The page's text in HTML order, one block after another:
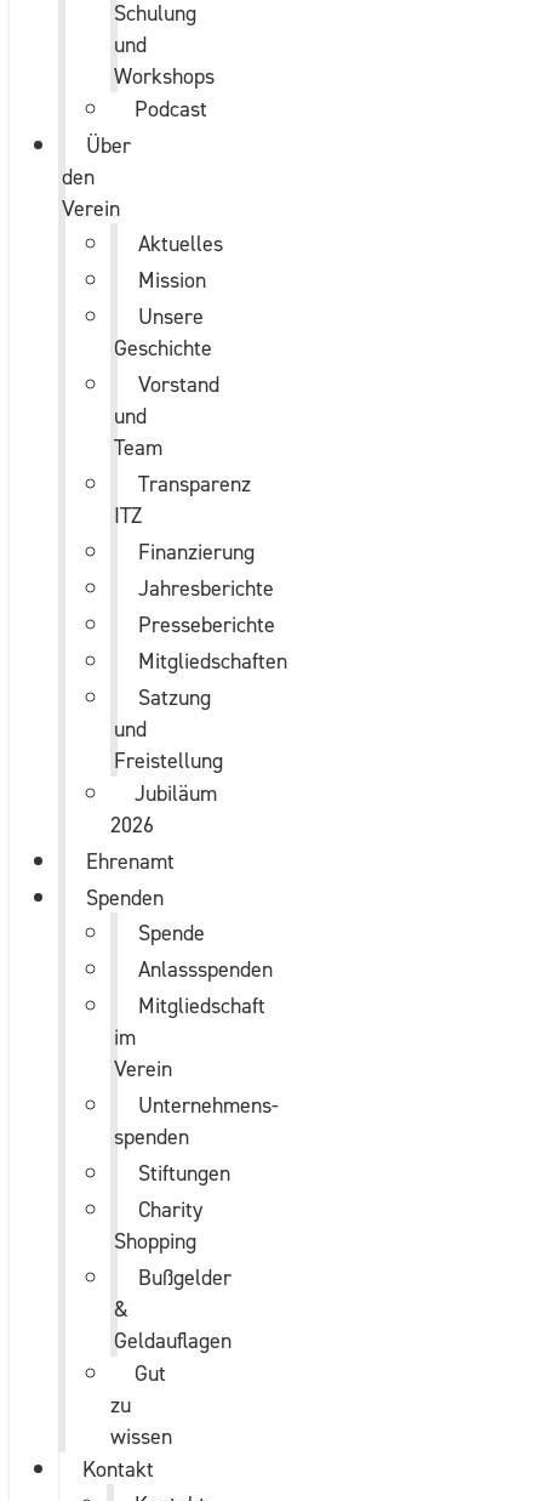
Schulung
und
Workshops
Podcast
Über
den
Verein
Aktuelles
Mission
Unsere
Geschichte
Vorstand
und
Team
Transparenz
ITZ
Finanzierung
Jahresberichte
Presseberichte
Mitgliedschaften
Satzung
und
Freistellung
Jubiläum
2026
Ehrenamt
Spenden
Spende
Anlassspenden
Mitgliedschaft
im
Verein
Unternehmens­
spenden
Stiftungen
Charity
Shopping
Bußgelder
&
Geldauflagen
Gut
zu
wissen
Kontakt